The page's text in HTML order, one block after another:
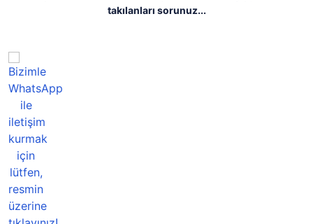
takılanları sorunuz...